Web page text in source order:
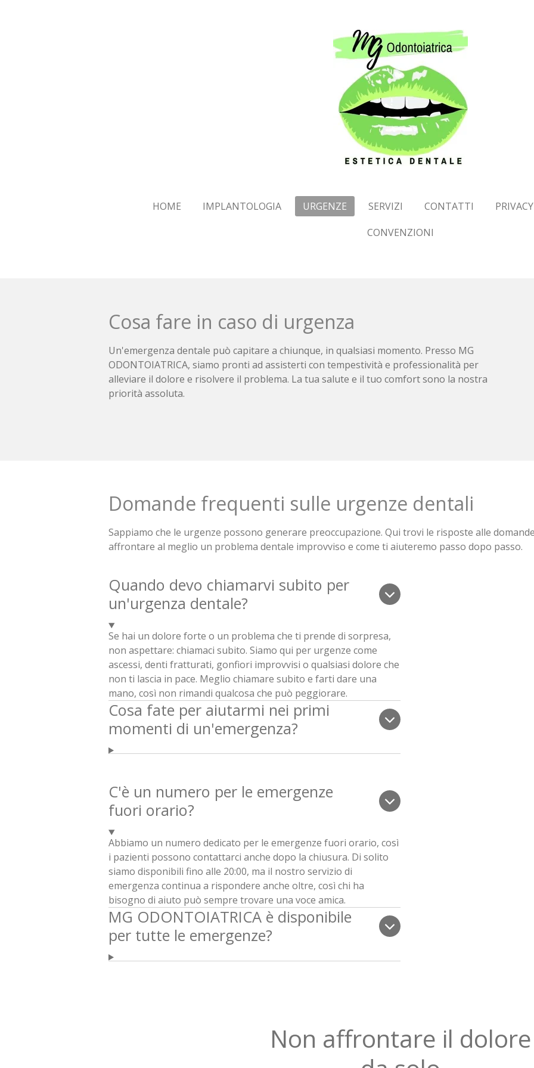
HOME IMPLANTOLOGIA URGENZE SERVIZI CONTATTI PRIVACY
CONVENZIONI
Cosa fare in caso di urgenza
Un'emergenza dentale può capitare a chiunque, in qualsiasi momento. Presso MG
ODONTOIATRICA, siamo pronti ad assisterti con tempestività e professionalità per
alleviare il dolore e risolvere il problema. La tua salute e il tuo comfort sono la nostra
priorità assoluta.
Domande frequenti sulle urgenze dentali
Sappiamo che le urgenze possono generare preoccupazione. Qui trovi le risposte alle
affrontare al meglio un problema dentale improvviso e come ti aiuteremo passo dopo passo.
Quando devo chiamarvi subito per
un'urgenza dentale?
Se hai un dolore forte o un problema che ti prende di sorpresa,
non aspettare: chiamaci subito. Siamo qui per urgenze come
ascessi, denti fratturati, gonfiori improvvisi o qualsiasi dolore che
non ti lascia in pace. Meglio chiamare subito e farti dare una
mano, così non rimandi qualcosa che può peggiorare.
Cosa fate per aiutarmi nei primi
momenti di un'emergenza?
C'è un numero per le emergenze
fuori orario?
Abbiamo un numero dedicato per le emergenze fuori orario, così
i pazienti possono contattarci anche dopo la chiusura. Di solito
siamo disponibili fino alle 20:00, ma il nostro servizio di
emergenza continua a rispondere anche oltre, così chi ha
bisogno di aiuto può sempre trovare una voce amica.
MG ODONTOIATRICA è disponibile
per tutte le emergenze?
Non affrontare il dolore